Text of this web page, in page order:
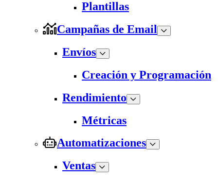
Plantillas
Campañas de Email
Envíos
Creación y Programación
Rendimiento
Métricas
Automatizaciones
Ventas